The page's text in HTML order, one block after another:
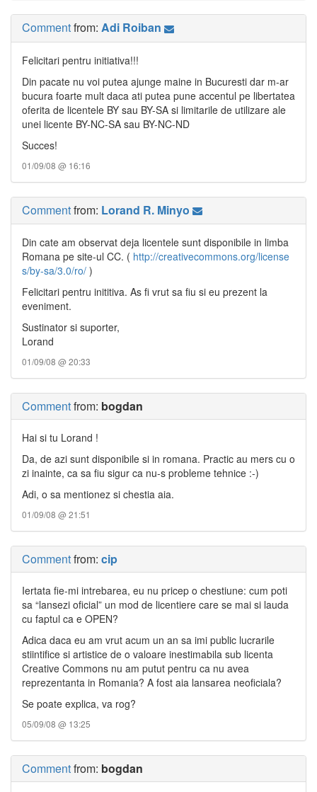
Commentfrom: Adi Roiban
Felicitari pentru initiativa!!!
Din pacate nu voi putea ajunge maine in Bucuresti dar m-ar
bucura foarte mult daca ati putea pune accentul pe libertatea
oferita de licentele BY sau BY-SA si limitarile de utilizare ale
unei licente BY-NC-SA sau BY-NC-ND
Succes!
01/09/08 @ 16:16
Commentfrom: Lorand R. Minyo
Din cate am observat deja licentele sunt disponibile in limba
Romana pe site-ul CC. ( http://creativecommons.org/license
s/by-sa/3.0/ro/ )
Felicitari pentru inititiva. As fi vrut sa fiu si eu prezent la
eveniment.
Sustinator si suporter,
Lorand
01/09/08 @ 20:33
Commentfrom: bogdan
Hai si tu Lorand !
Da, de azi sunt disponibile si in romana. Practic au mers cu o
zi inainte, ca sa fiu sigur ca nu-s probleme tehnice :-)
Adi, o sa mentionez si chestia aia.
01/09/08 @ 21:51
Commentfrom: cip
Iertata fie-mi intrebarea, eu nu pricep o chestiune: cum poti
sa “lansezi oficial” un mod de licentiere care se mai si lauda
cu faptul ca e OPEN?
Adica daca eu am vrut acum un an sa imi public lucrarile
stiintifice si artistice de o valoare inestimabila sub licenta
Creative Commons nu am putut pentru ca nu avea
reprezentanta in Romania? A fost aia lansarea neoficiala?
Se poate explica, va rog?
05/09/08 @ 13:25
Commentfrom: bogdan